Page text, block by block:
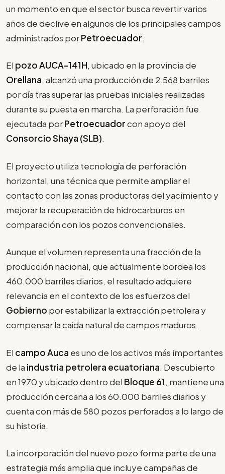
un momento en que el sector busca revertir varios
años de declive en algunos de los principales campos
administrados porPetroecuador.
El pozo AUCA-141H, ubicado en la provincia de
Orellana, alcanzó una producción de 2.568 barriles
por día tras superar las pruebas iniciales realizadas
durante su puesta en marcha. La perforación fue
ejecutada porPetroecuadorcon apoyo del
Consorcio Shaya (SLB).
El proyecto utiliza tecnología de perforación
horizontal, una técnica que permite ampliar el
contacto con las zonas productoras del yacimiento y
mejorar la recuperación de hidrocarburos en
comparación con los pozos convencionales.
Aunque el volumen representa una fracción de la
producción nacional, que actualmente bordea los
460.000 barriles diarios, el resultado adquiere
relevancia en el contexto de los esfuerzos del
Gobierno por estabilizar la extracción petrolera y
compensar la caída natural de campos maduros.
El campo Auca es uno de los activos más importantes
de la industria petrolera ecuatoriana. Descubierto
en 1970 y ubicado dentro del Bloque 61, mantiene una
producción cercana a los 60.000 barriles diarios y
cuenta con más de 580 pozos perforados a lo largo de
su historia.
La incorporación del nuevo pozo forma parte de una
estrategia más amplia que incluye campañas de